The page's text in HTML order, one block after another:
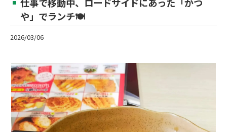
や」でランチ🍽️
2026/03/06